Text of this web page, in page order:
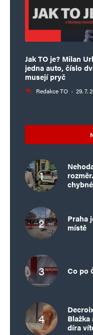
Jak TO je? Milan
jedna auto, číslo
musejí pryč
Redakce TO · 29. 7.
Praha
místě
Co po
Blažka
díra